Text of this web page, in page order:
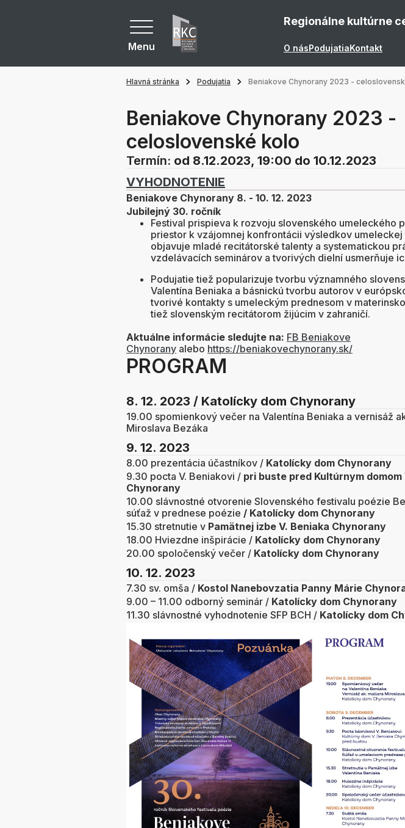
Menu
Regionálne kultúrne
O násPodujatiaKontakt
Hlavná stránka Podujatia Beniakove Chynorany 2023 -
Beniakove Chynorany 2023 -
celoslovenské kolo
Termín: od 8.12.2023, 19:00 do 10.12.2023
VYHODNOTENIE
Beniakove Chynorany 8. - 10. 12. 2023
Jubilejný 30. ročník
Festival prispieva k rozvoju slovenského umeleckého
priestor k vzájomnej konfrontácii výsledkov
objavuje mladé recitátorské talenty a systematickou
vzdelávacích seminárov a tvorivých dielní usmerňuje
Podujatie tiež popularizuje tvorbu významného
Valentína Beniaka a básnickú tvorbu autorov v
tvorivé kontakty s umeleckým prednesom v
tiež slovenským recitátorom žijúcim v zahraničí.
Aktuálne informácie sledujte na: FB Beniakove
Chynorany alebo https://beniakovechynorany.sk/
PROGRAM
8. 12. 2023 / Katolícky dom Chynorany
19.00 spomienkový večer na Valentína Beniaka a vernisáž
Miroslava Bezáka
9. 12. 2023
8.00 prezentácia účastníkov / Katolícky dom Chynorany
9.30 pocta V. Beniakovi / pri buste pred Kultúrnym domom
Chynorany
10.00 slávnostné otvorenie Slovenského festivalu poézie
súťaž v prednese poézie / Katolícky dom Chynorany
15.30 stretnutie v Pamätnej izbe V. Beniaka Chynorany
18.00 Hviezdne inšpirácie / Katolícky dom Chynorany
20.00 spoločenský večer / Katolícky dom Chynorany
10. 12. 2023
7.30 sv. omša / Kostol Nanebovzatia Panny Márie
9.00 – 11.00 odborný seminár / Katolícky dom Chynorany
11.30 slávnostné vyhodnotenie SFP BCH / Katolícky dom